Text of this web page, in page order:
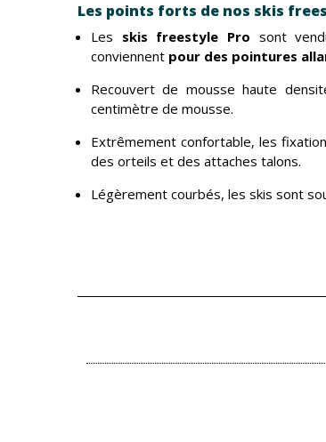
Les points forts de nos skis
Les skis freestyle Pro sont
conviennent pour des pointures
Recouvert de mousse haute
centimètre de mousse.
Extrêmement confortable, les
des orteils et des attaches talons.
Légèrement courbés, les skis sont